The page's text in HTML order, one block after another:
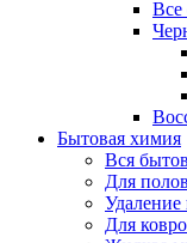
Все
Бытовая химия
Вся
Для полов
Удаление
Для